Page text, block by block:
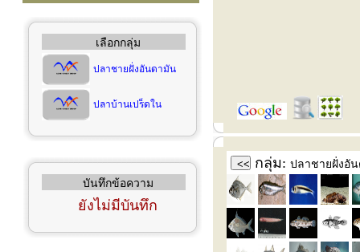
เลือกกลุ่ม
ปลาชายฝั่งอันดามัน
ปลาบ้านเปร็ดใน
บันทึกข้อความ
ยังไม่มีบันทึก
<< กลุ่ม: ปลาชายฝั่งอั